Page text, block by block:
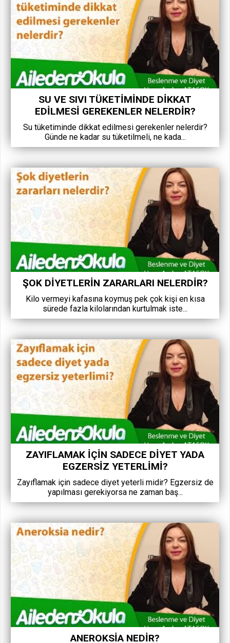
SU VE SIVI TÜKETIMINDE DIKKAT
EDILMESI GEREKENLER NELERDIR?
Su tüketiminde dikkat edilmesi gerekenler nelerdir?
Günde ne kadar su tüketilmeli, ne kada...
ŞOK DIYETLERIN ZARARLARI NELERDIR?
Kilo vermeyi kafasına koymuş pek çok kişi en kısa
sürede fazla kilolarından kurtulmak iste...
ZAYIFLAMAK IÇIN SADECE DIYET YADA
EGZERSIZ YETERLIMI?
Zayıflamak için sadece diyet yeterli midir? Egzersiz de
yapılması gerekiyorsa ne zaman baş...
ANEROKSIA NEDIR?